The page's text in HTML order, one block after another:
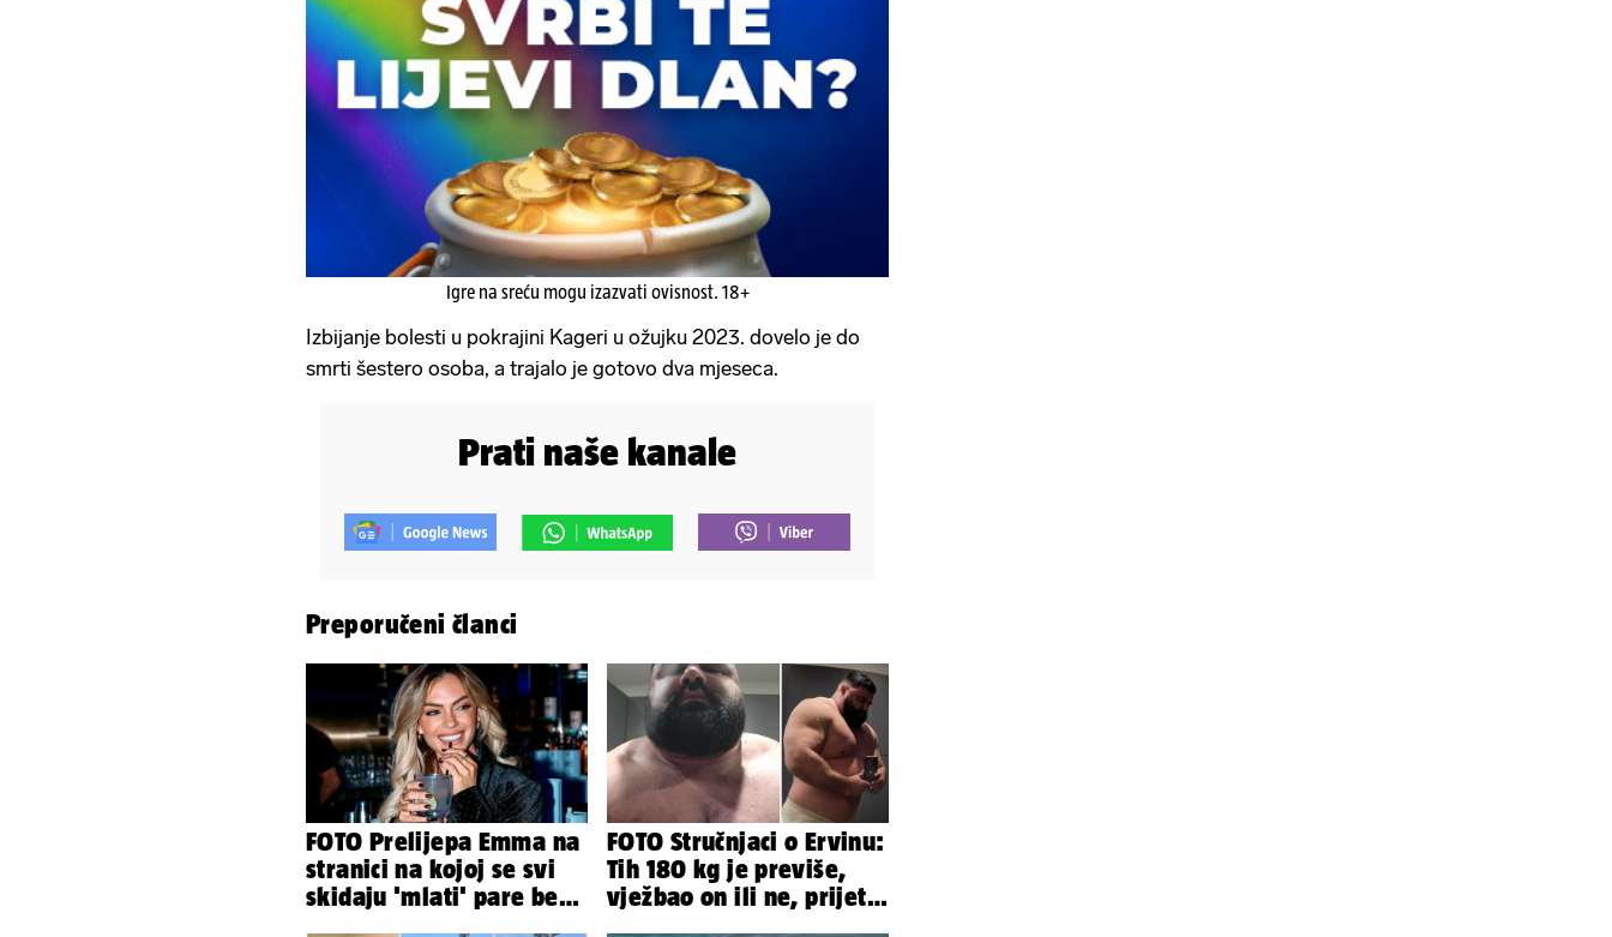
Igre na sreću mogu izazvati ovisnost. 18+
Izbijanje bolesti u pokrajini Kageri u ožujku 2023. dovelo je do
smrti šestero osoba, a trajalo je gotovo dva mjeseca.
Prati naše kanale
Preporučeni članci
FOTO Prelijepa Emma na
stranici na kojoj se svi
skidaju 'mlati' pare bez
FOTO Stručnjaci o Ervinu:
Tih 180 kg je previše,
vježbao on ili ne, prijete